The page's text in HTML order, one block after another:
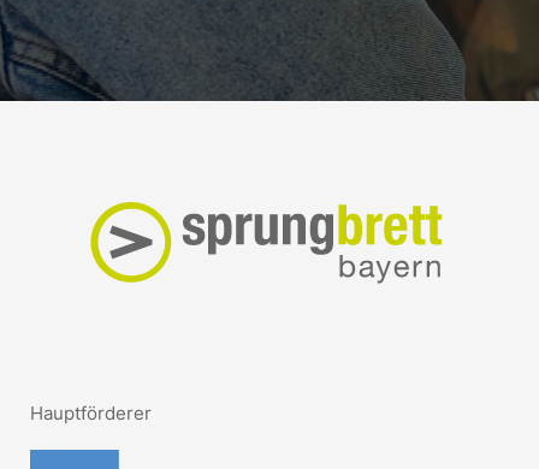
Hauptförderer